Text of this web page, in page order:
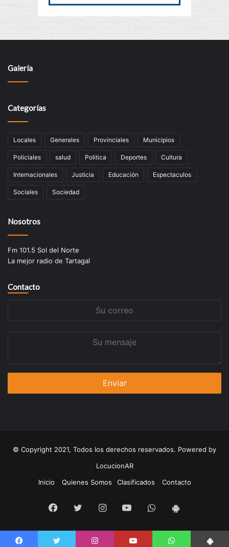
Galería
Categorías
Locales Generales Provinciales Municipios
Policiales salud Politica Deportes Cultura
Internacionales Justicia Educación Espectaculos
Sociales Sociedad
Nosotros
Fm 101.5 Sol del Norte
La mejor radio de Tartagal
Contacto
© Copyright 2021, Todos los derechos reservados. Powered by
LocucionAR
Inicio
Quienes Somos Clasificados Contacto
Facebook
TwitterInstagramYoutubeWhatsapp
Android